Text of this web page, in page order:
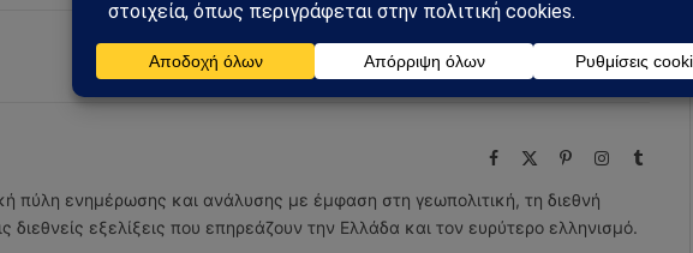
Facebook Twitter Pinterest Tumblr
Facebook PinterestInstagramTumblr
πύλη ενημέρωσης και ανάλυσης με έμφαση στη γεωπολιτική, τη διεθνή
διεθνείς εξελίξεις που επηρεάζουν την Ελλάδα και τον ευρύτερο ελληνισμό.